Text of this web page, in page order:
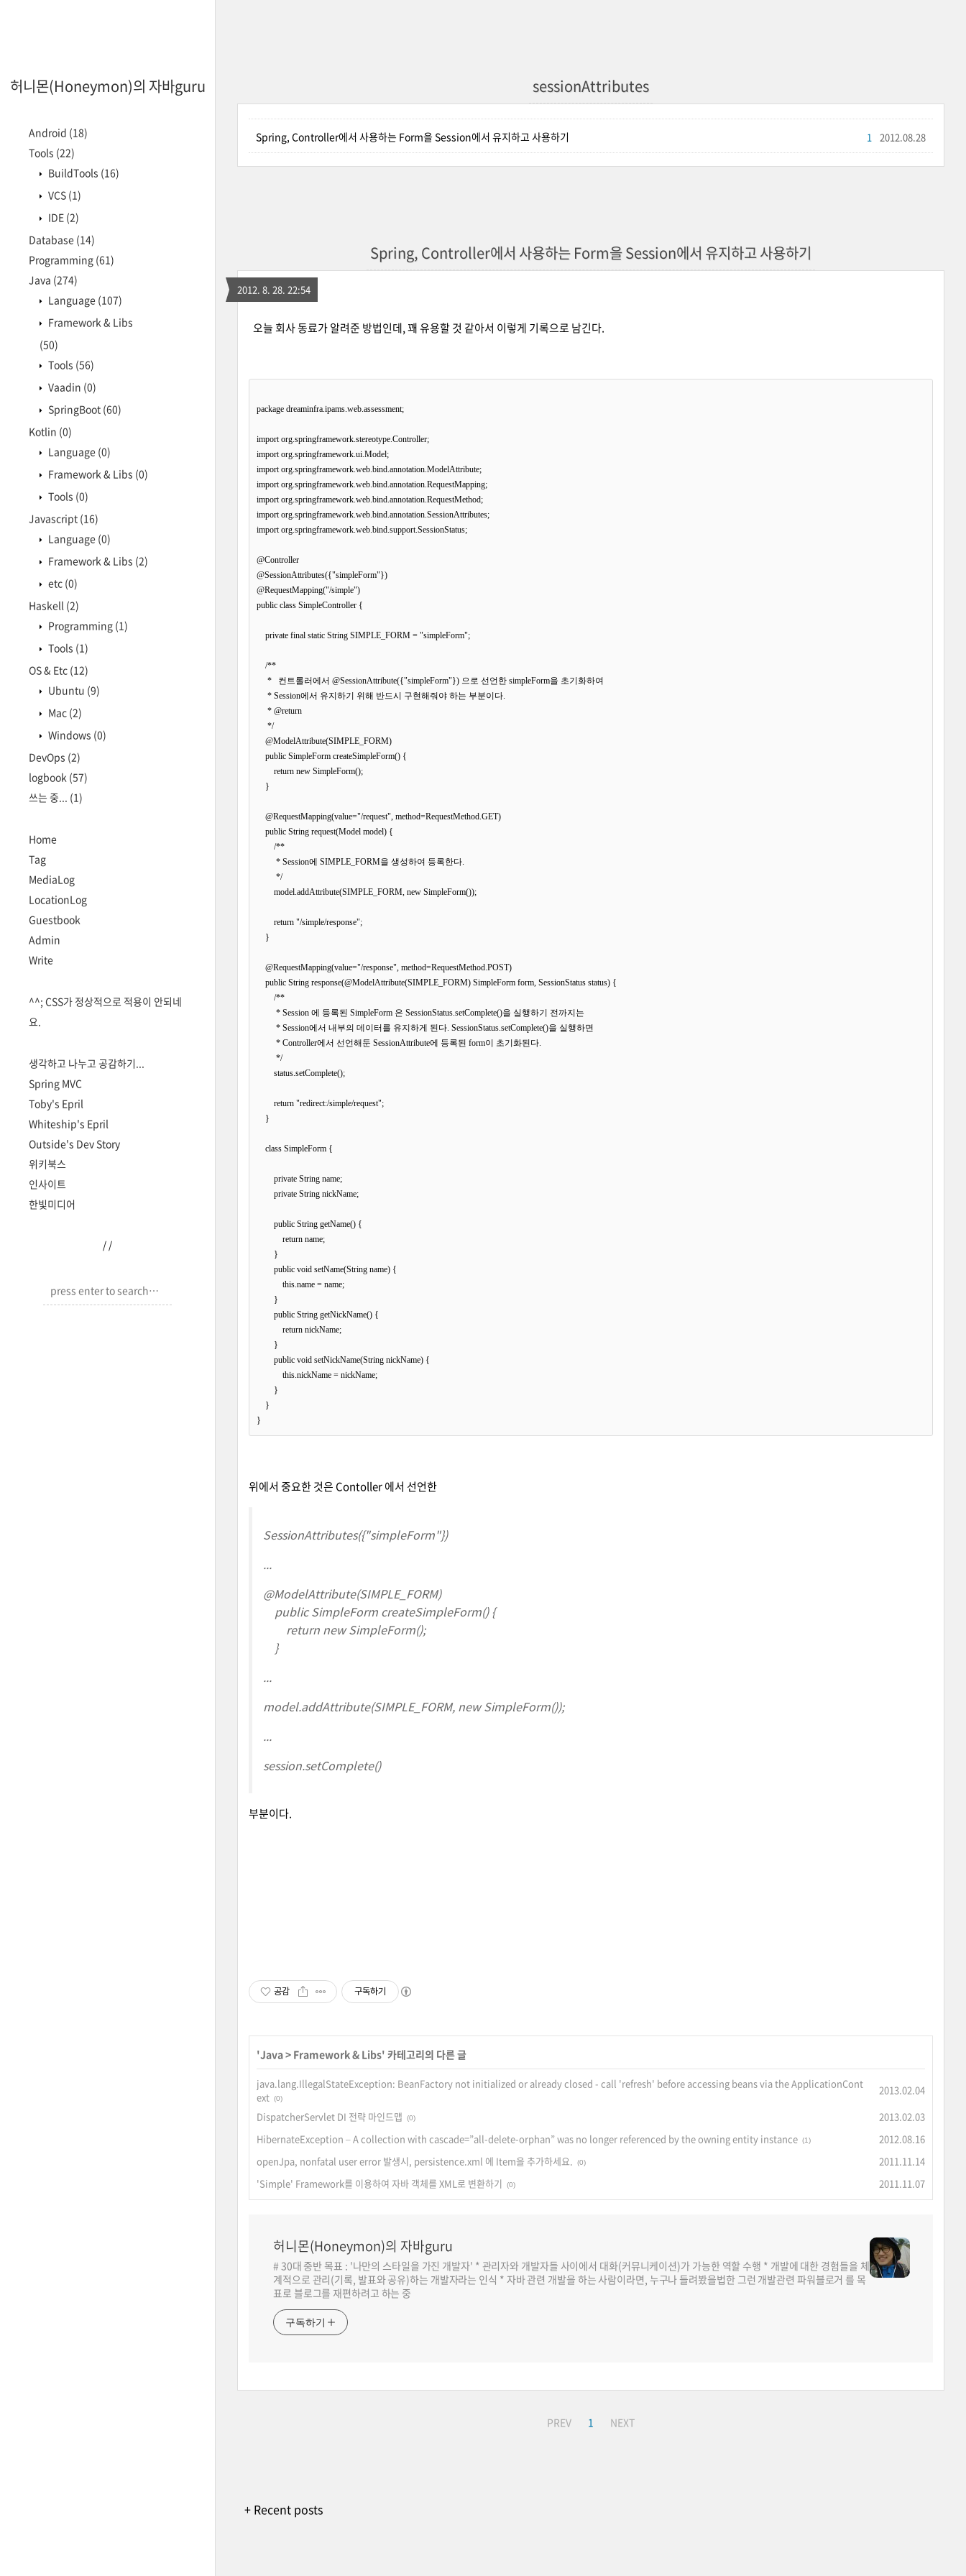
허니몬(Honeymon)의 자바guru
Android (18)
Tools (22)
BuildTools (16)
VCS (1)
IDE (2)
Database (14)
Programming (61)
Java (274)
Language (107)
Framework & Libs
(50)
Tools (56)
Vaadin (0)
SpringBoot (60)
Kotlin (0)
Language (0)
Framework & Libs (0)
Tools (0)
Javascript (16)
Language (0)
Framework & Libs (2)
etc (0)
Haskell (2)
Programming (1)
Tools (1)
OS & Etc (12)
Ubuntu (9)
Mac (2)
Windows (0)
DevOps (2)
logbook (57)
쓰는 중... (1)
Home
Tag
MediaLog
LocationLog
Guestbook
Admin
Write
^^; CSS가 정상적으로 적용이 안되네
요.
생각하고 나누고 공감하기...
Spring MVC
Toby's Epril
Whiteship's Epril
Outside's Dev Story
위키북스
인사이트
한빛미디어
/ /
sessionAttributes
Spring, Controller에서 사용하는 Form을 Session에서 유지하고 사용하기 2012.08.28
1
Spring, Controller에서 사용하는 Form을 Session에서 유지하고 사용하기
2012. 8. 28. 22:54
오늘 회사 동료가 알려준 방법인데, 꽤 유용할 것 같아서 이렇게 기록으로 남긴다.
package dreaminfra.ipams.web.assessment;
import org.springframework.stereotype.Controller;
import org.springframework.ui.Model;
import org.springframework.web.bind.annotation.ModelAttribute;
import org.springframework.web.bind.annotation.RequestMapping;
import org.springframework.web.bind.annotation.RequestMethod;
import org.springframework.web.bind.annotation.SessionAttributes;
import org.springframework.web.bind.support.SessionStatus;
@Controller
@SessionAttributes({"simpleForm"})
@RequestMapping("/simple")
public class SimpleController {
    private final static String SIMPLE_FORM = "simpleForm";
    /**
     *   컨트롤러에서 @SessionAttribute({"simpleForm"}) 으로 선언한 simpleForm을 초기화하여
     * Session에서 유지하기 위해 반드시 구현해줘야 하는 부분이다.
     * @return
     */
    @ModelAttribute(SIMPLE_FORM)
    public SimpleForm createSimpleForm() {
        return new SimpleForm();
    }
    @RequestMapping(value="/request", method=RequestMethod.GET)
    public String request(Model model) {
        /**
         * Session에 SIMPLE_FORM을 생성하여 등록한다.
         */
        model.addAttribute(SIMPLE_FORM, new SimpleForm());
        return "/simple/response";
    }
    @RequestMapping(value="/response", method=RequestMethod.POST)
    public String response(@ModelAttribute(SIMPLE_FORM) SimpleForm form, SessionStatus status) {
        /**
         * Session 에 등록된 SimpleForm 은 SessionStatus.setComplete()을 실행하기 전까지는
         * Session에서 내부의 데이터를 유지하게 된다. SessionStatus.setComplete()을 실행하면
         * Controller에서 선언해둔 SessionAttribute에 등록된 form이 초기화된다.
         */
        status.setComplete();
        return "redirect:/simple/request";
    }
    class SimpleForm {
        private String name;
        private String nickName;
        public String getName() {
            return name;
        }
        public void setName(String name) {
            this.name = name;
        }
        public String getNickName() {
            return nickName;
        }
        public void setNickName(String nickName) {
            this.nickName = nickName;
        }
    }
위에서 중요한 것은 Contoller 에서 선언한
SessionAttributes({"simpleForm"})
...
@ModelAttribute(SIMPLE_FORM)
public SimpleForm createSimpleForm() {
return new SimpleForm();
}
...
model.addAttribute(SIMPLE_FORM, new SimpleForm());
...
session.setComplete()
부분이다.
공감 구독하기
'Java> Framework & Libs' 카테고리의 다른 글
java.lang.IllegalStateException: BeanFactory not initialized or already closed - call 'refresh' before accessing beans via the ApplicationCont
ext (0)
2013.02.04
DispatcherServlet DI 전략 마인드맵
(0)
2013.02.03
HibernateException – A collection with cascade=”all-delete-orphan” was no longer referenced by the owning entity instance (1)
2012.08.16
openJpa, nonfatal user error 발생시, persistence.xml 에 Item을 추가하세요.
(0)
2011.11.14
'Simple' Framework를 이용하여 자바 객체를 XML로 변환하기
(0) 2011.11.07
허니몬(Honeymon)의 자바guru
# 30대 중반 목표 : '나만의 스타일을 가진 개발자' * 관리자와 개발자들 사이에서 대화(커뮤니케이션)가 가능한 역할 수행 * 개발에 대한 경험들을 체
계적으로 관리(기록, 발표와 공유)하는 개발자라는 인식 * 자바 관련 개발을 하는 사람이라면, 누구나 들려봤을법한 그런 개발관련 파워블로거 를 목
표로 블로그를 재편하려고 하는 중
구독하기
PREV 1 NEXT
+ Recent posts